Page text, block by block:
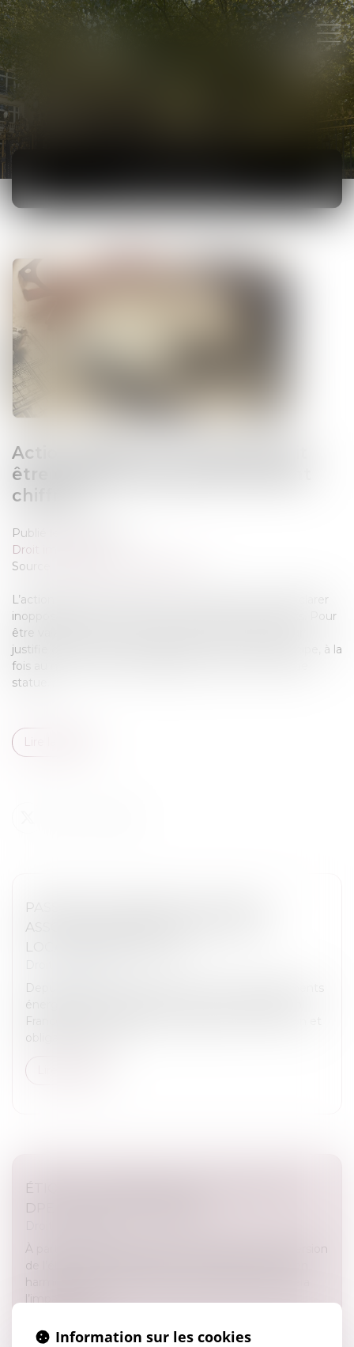
Action paulienne : la créance doit
être certaine, mais pas forcément
chiffrée
Publié le :
Droit immobilier
Source :
L’action paulienne permet à un créancier de faire déclarer
inopposable un acte accompli en fraude de ses droits. Pour
être valable, cette action suppose que le demandeur
justifie d’une créance certaine au moins en son principe, à la
fois au moment de l’acte litigieux et au jour où le juge
statue...
Lire la suite
PASSOIRES THERMIQUES : VERS UN
ASSOUPLISSEMENT DES RÈGLES DE
LOCATION EN FRANCE ?
Depuis plusieurs années, la lutte contre les logements
énergivores s’est imposée comme une priorité en
France. Entre interdictions progressives de location et
obligations de rén...
ÉTIQUETTE ÉNERGÉTIQUE -CALCUL DU
DPE : CE QUI VA CHANGER
À partir du 1er janvier 2026, le coefficient de conversion
de l’électricité figurant dans le DPE sera abaissé, en
harmonisation avec la valeur européenne. Quel sera
l’impact pou...
Lire la suite
Information sur les cookies